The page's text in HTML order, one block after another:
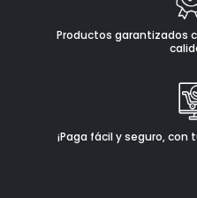
Productos garantizados
¡Paga fácil y seguro,